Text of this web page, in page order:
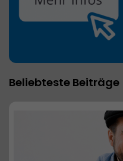
Beliebteste Beiträge